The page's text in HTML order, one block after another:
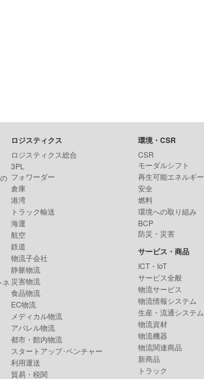
ネ
ロジスティクス
ロジスティクス総合
3PL
フォワーダー
倉庫
港湾
トラック輸送
海運
航空
鉄道
物流子会社
静脈物流
災害物流
食品物流
EC物流
メディカル物流
アパレル物流
都市・館内物流
スタートアップ･ベンチャー
利用運送
貿易・税関
環境・CSR
CSR
モーダルシフト
再生可能エネルギー
安全
燃料
環境への取り組み
BCP
防災・災害
サービス・商品
ICT・IoT
サービス全般
物流サービス
物流情報システム
生産・流通システム
物流資材
物流機器
物流関連商品
新商品
トラック